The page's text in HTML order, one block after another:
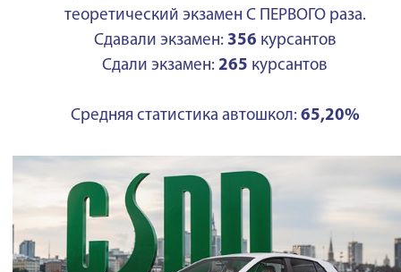
теоретический экзамен С ПЕРВОГО раза.
Сдавали экзамен: 356 курсантов
Сдали экзамен: 265 курсантов
Средняя статистика автошкол: 65,20%